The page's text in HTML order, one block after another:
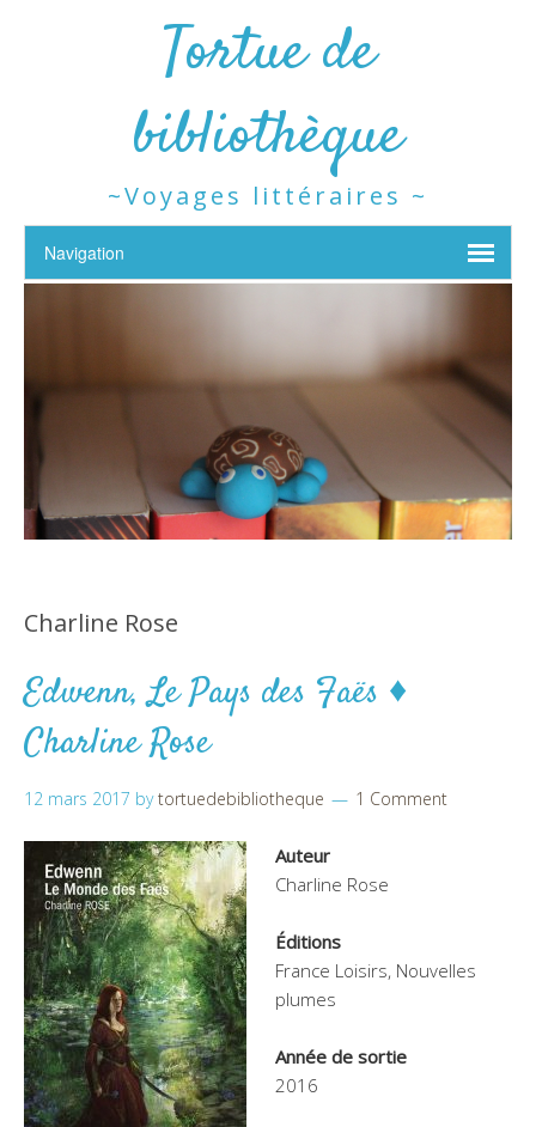
Tortue de
bibliothèque
~Voyages littéraires ~
Charline Rose
Edwenn, Le Pays des Faës ♦
Charline Rose
12 mars 2017 bytortuedebibliotheque 1 Comment
Auteur
Charline Rose
Éditions
France Loisirs, Nouvelles
plumes
Année de sortie
2016